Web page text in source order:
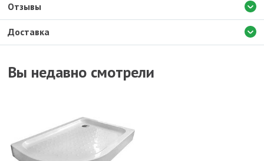
Доставка
Отзывы
Вы недавно смотрели